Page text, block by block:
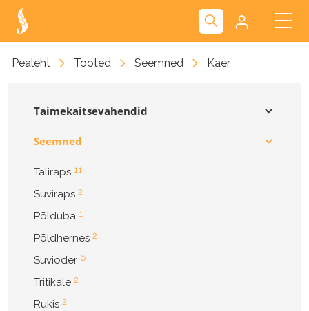
Kliendiportaal
Pealeht Tooted Seemned Kaer
Taimekaitsevahendid
Seemned
Taliraps 11
Suviraps 2
Põlduba 1
Põldhernes 2
Suvioder 6
Tritikale 2
Rukis 2